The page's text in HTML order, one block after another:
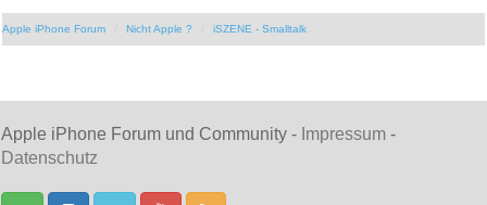
Apple iPhone Forum Nicht Apple ? iSZENE - Smalltalk
Apple iPhone Forum und Community - Impressum -
Datenschutz